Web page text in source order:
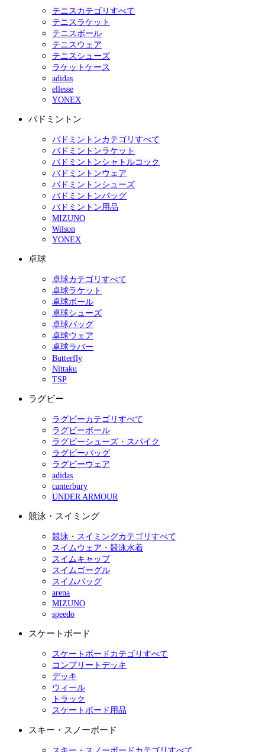
テニスカテゴリすべて
テニスラケット
テニスボール
テニスウェア
テニスシューズ
ラケットケース
adidas
ellesse
YONEX
バドミントン
バドミントンカテゴリすべて
バドミントンラケット
バドミントンシャトルコック
バドミントンウェア
バドミントンシューズ
バドミントンバッグ
バドミントン用品
MIZUNO
Wilson
YONEX
卓球
卓球カテゴリすべて
卓球ラケット
卓球ボール
卓球シューズ
卓球バッグ
卓球ウェア
卓球ラバー
Butterfly
Nittaku
TSP
ラグビー
ラグビーカテゴリすべて
ラグビーボール
ラグビーシューズ・スパイク
ラグビーバッグ
ラグビーウェア
adidas
canterbury
UNDER ARMOUR
競泳・スイミング
競泳・スイミングカテゴリすべて
スイムウェア・競泳水着
スイムキャップ
スイムゴーグル
スイムバッグ
arena
MIZUNO
speedo
スケートボード
スケートボードカテゴリすべて
コンプリートデッキ
デッキ
ウィール
トラック
スケートボード用品
スキー・スノーボード